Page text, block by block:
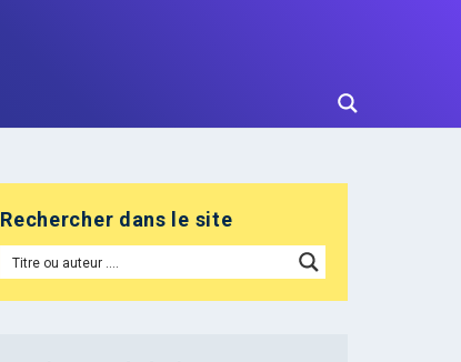
Rechercher dans le site